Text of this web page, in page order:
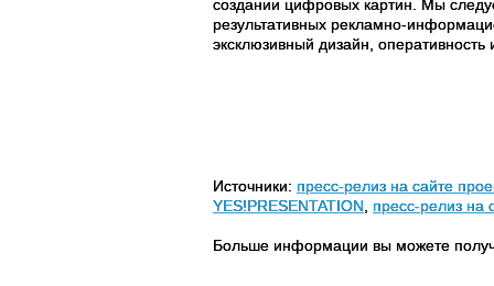
создании цифровых картин. Мы
результативных рекламно-
эксклюзивный дизайн, оперативность
Источники: пресс-релиз на сайте
YES!PRESENTATION, пресс-релиз
Больше информации вы можете